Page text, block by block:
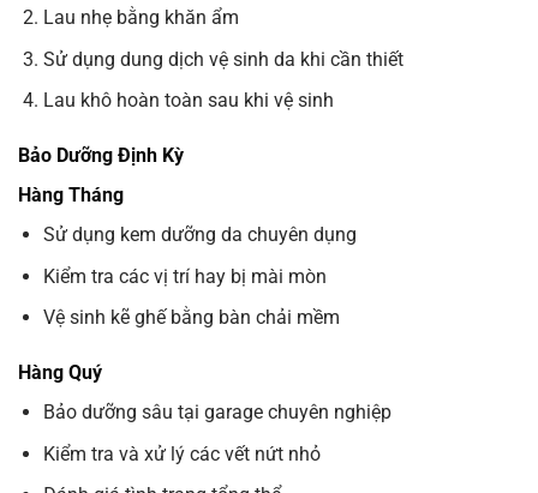
Lau nhẹ bằng khăn ẩm
Sử dụng dung dịch vệ sinh da khi cần thiết
Lau khô hoàn toàn sau khi vệ sinh
Bảo Dưỡng Định Kỳ
Hàng Tháng
Sử dụng kem dưỡng da chuyên dụng
Kiểm tra các vị trí hay bị mài mòn
Vệ sinh kẽ ghế bằng bàn chải mềm
Hàng Quý
Bảo dưỡng sâu tại garage chuyên nghiệp
Kiểm tra và xử lý các vết nứt nhỏ